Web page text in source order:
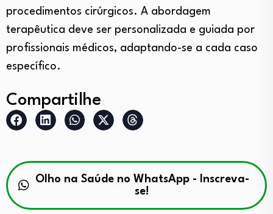
procedimentos cirúrgicos. A abordagem
terapêutica deve ser personalizada e guiada por
profissionais médicos, adaptando-se a cada caso
específico.
Compartilhe
Olho na Saúde no WhatsApp - Inscreva-
se!